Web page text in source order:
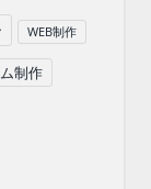
WEB制作
制作